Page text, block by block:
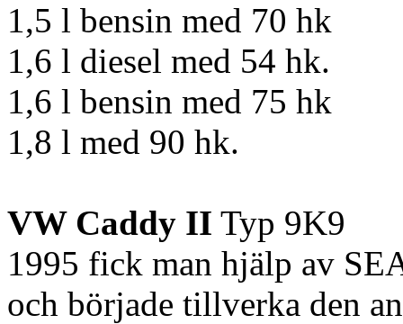
1,5 l bensin med 70 hk
1,6 l diesel med 54 hk.
1,6 l bensin med 75 hk
1,8 l med 90 hk.
VW Caddy II Typ 9K9
1995 fick man hjälp av
och började tillverka den